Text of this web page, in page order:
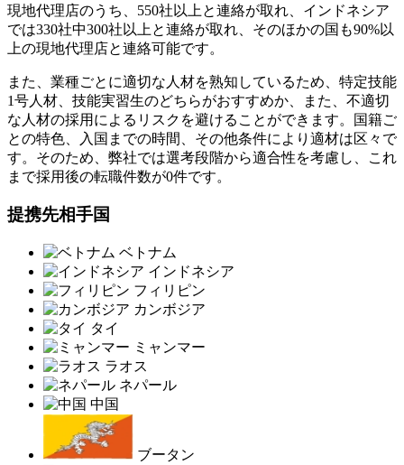
現地代理店のうち、550社以上と連絡が取れ、インドネシア
では330社中300社以上と連絡が取れ、そのほかの国も90%以
上の現地代理店と連絡可能です。
また、業種ごとに適切な人材を熟知しているため、特定技能
1号人材、技能実習生のどちらがおすすめか、また、不適切
な人材の採用によるリスクを避けることができます。国籍ご
との特色、入国までの時間、その他条件により適材は区々で
す。そのため、弊社では選考段階から適合性を考慮し、これ
まで採用後の転職件数が0件です。
提携先相手国
ベトナム
インドネシア
フィリピン
カンボジア
タイ
ミャンマー
ラオス
ネパール
中国
ブータン